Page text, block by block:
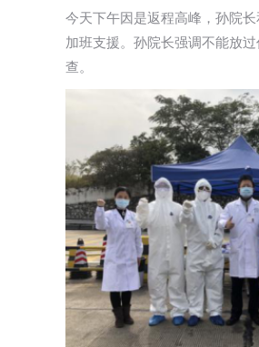
今天下午因是返程高峰，孙院
加班支援。孙院长强调不能放
查。